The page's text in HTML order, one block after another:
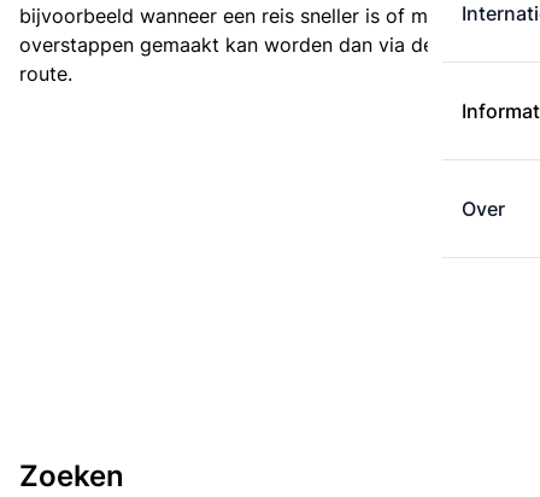
Over
bijvoorbeeld wanneer een reis sneller is of met minder
overstappen gemaakt kan worden dan via de kortste
route.
Zoeken